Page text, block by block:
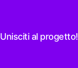
Unisciti al progetto!